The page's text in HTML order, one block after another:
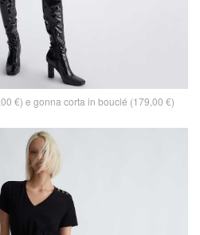
€) e gonna corta in bouclé (179,00 €)